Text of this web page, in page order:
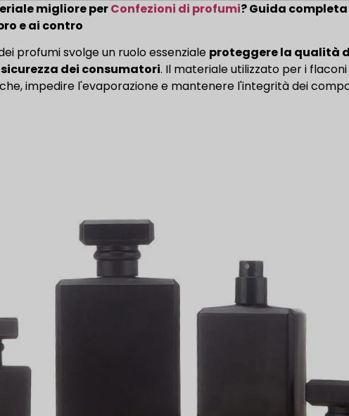
migliore perConfezioni di profumi? Guida
e ai contro
profumi svolge un ruolo essenziale proteggere la qualità
dei consumatori. Il materiale utilizzato per i
impedire l'evaporazione e mantenere l'integrità dei